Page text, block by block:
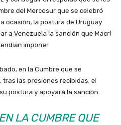
del Mercosur que se celebró
ocasión, la postura de Uruguay
a Venezuela la sanción que Macri
imponer.
en la Cumbre que se
tras las presiones recibidas, el
postura y apoyará la sanción.
LA CUMBRE QUE